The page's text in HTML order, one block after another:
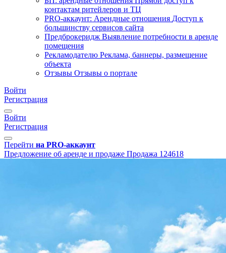
контактам ритейлеров и ТЦ
PRO-аккаунт: Арендные отношения Доступ к
большинству сервисов сайта
Предброкеридж Выявление потребности в аренде
помещения
Рекламодателю Реклама, баннеры, размещение
объекта
Отзывы Отзывы о портале
Войти
Регистрация
Войти
Регистрация
Перейти на PRO-аккаунт
Предложение об аренде и продаже Продажа 124618